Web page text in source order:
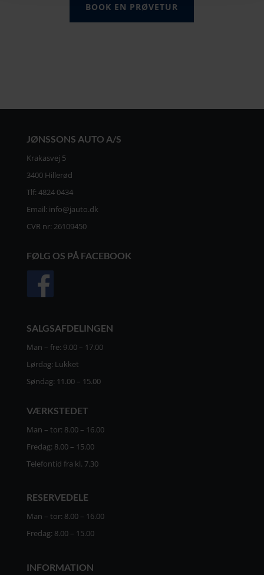
BOOK EN PRØVETUR
JØNSSONS AUTO A/S
Krakasvej 5
3400 Hillerød
Tlf: 4824 0434
Email: info@jauto.dk
CVR nr: 26109450
FØLG OS PÅ FACEBOOK
SALGSAFDELINGEN
Man – fre: 9.00 – 17.00
Lørdag: Lukket
Søndag: 11.00 – 15.00
VÆRKSTEDET
Man – tor: 8.00 – 16.00
Fredag: 8.00 – 15.00
Telefontid fra kl. 7.30
RESERVEDELE
Man – tor: 8.00 – 16.00
Fredag: 8.00 – 15.00
INFORMATION